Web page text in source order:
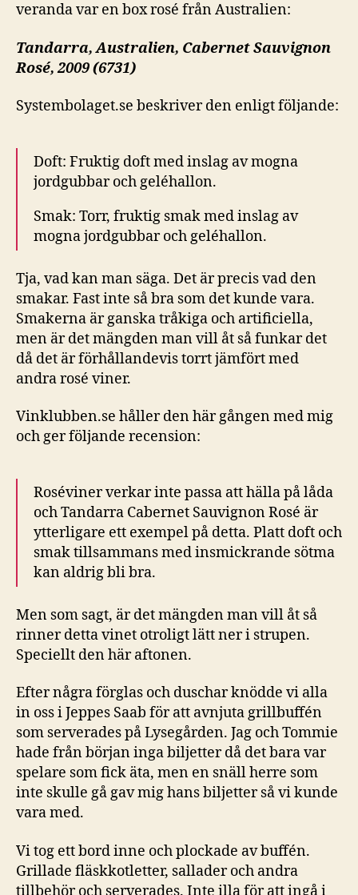
veranda var en box rosé från Australien:
Tandarra, Australien, Cabernet Sauvignon
Rosé, 2009 (6731)
Systembolaget.se beskriver den enligt följande:
Doft: Fruktig doft med inslag av mogna
jordgubbar och geléhallon.
Smak: Torr, fruktig smak med inslag av
mogna jordgubbar och geléhallon.
Tja, vad kan man säga. Det är precis vad den
smakar. Fast inte så bra som det kunde vara.
Smakerna är ganska tråkiga och artificiella,
men är det mängden man vill åt så funkar det
då det är förhållandevis torrt jämfört med
andra rosé viner.
Vinklubben.se håller den här gången med mig
och ger följande recension:
Roséviner verkar inte passa att hälla på låda
och Tandarra Cabernet Sauvignon Rosé är
ytterligare ett exempel på detta. Platt doft och
smak tillsammans med insmickrande sötma
kan aldrig bli bra.
Men som sagt, är det mängden man vill åt så
rinner detta vinet otroligt lätt ner i strupen.
Speciellt den här aftonen.
Efter några förglas och duschar knödde vi alla
in oss i Jeppes Saab för att avnjuta grillbuffén
som serverades på Lysegården. Jag och Tommie
hade från början inga biljetter då det bara var
spelare som fick äta, men en snäll herre som
inte skulle gå gav mig hans biljetter så vi kunde
vara med.
Vi tog ett bord inne och plockade av buffén.
Grillade fläskkotletter, sallader och andra
tillbehör och serverades. Inte illa för att ingå i